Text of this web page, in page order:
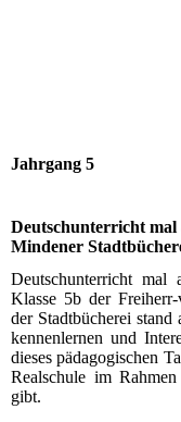
Jahrgang 5
Deutschunterricht
Mindener
Deutschunterricht
Klasse 5b der
der Stadtbücherei
kennenlernen und
dieses pädagogischen
Realschule im
gibt.